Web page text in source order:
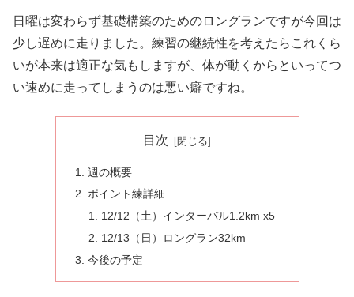
日曜は変わらず基礎構築のためのロングランですが今回は
少し遅めに走りました。練習の継続性を考えたらこれくら
いが本来は適正な気もしますが、体が動くからといってつ
い速めに走ってしまうのは悪い癖ですね。
目次
週の概要
ポイント練詳細
12/12（土）インターバル1.2km x5
12/13（日）ロングラン32km
今後の予定